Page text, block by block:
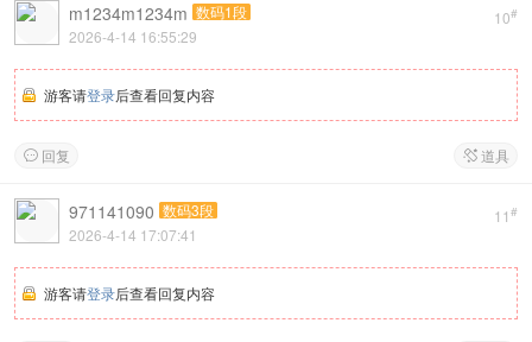
10#
m1234m1234m 数码1段
2026-4-14 16:55:29
游客请登录后查看回复内容
 回复  道具
11 #
971141090 数码3段
2026-4-14 17:07:41
游客请登录后查看回复内容